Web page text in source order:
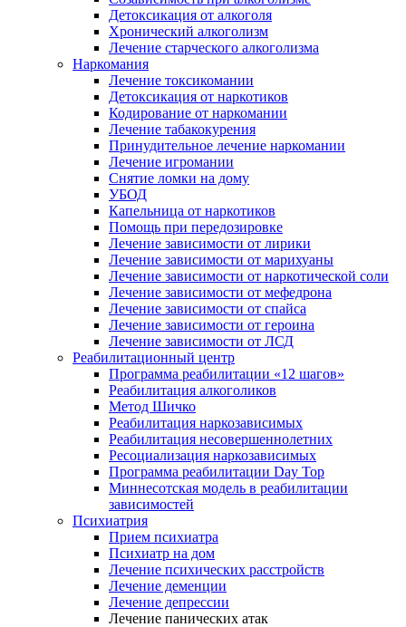
Детоксикация от алкоголя
Хронический алкоголизм
Лечение старческого алкоголизма
Наркомания
Лечение токсикомании
Детоксикация от наркотиков
Кодирование от наркомании
Лечение табакокурения
Принудительное лечение наркомании
Лечение игромании
Снятие ломки на дому
УБОД
Капельница от наркотиков
Помощь при передозировке
Лечение зависимости от лирики
Лечение зависимости от марихуаны
Лечение зависимости от наркотической соли
Лечение зависимости от мефедрона
Лечение зависимости от спайса
Лечение зависимости от героина
Лечение зависимости от ЛСД
Реабилитационный центр
Программа реабилитации «12 шагов»
Реабилитация алкоголиков
Метод Шичко
Реабилитация наркозависимых
Реабилитация несовершеннолетних
Ресоциализация наркозависимых
Программа реабилитации Day Top
Миннесотская модель в реабилитации
зависимостей
Психиатрия
Прием психиатра
Психиатр на дом
Лечение психических расстройств
Лечение деменции
Лечение депрессии
Лечение панических атак